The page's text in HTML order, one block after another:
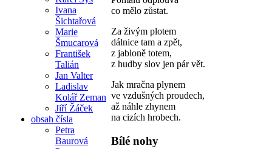
Ivana
Šichtařová
Marie
Šmucarová
František
Talián
Jan Valter
Ladislav
Kolář Zeman
Jiří Žáček
obsah čísla
Petra
Baurová
co mělo zůstat.
Za živým plotem
dálnice tam a zpět,
z jabloně totem,
z hudby slov jen pár vět.
Jak mračna plynem
ve vzdušných proudech,
až náhle zhynem
na cizích hrobech.
Bílé nohy